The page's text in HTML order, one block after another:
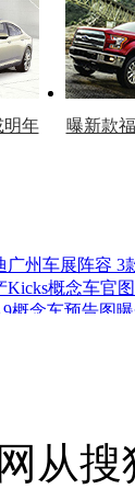
明年
曝新款
斗
车模美
广州车展阵容 3
Kicks概念车官
概念车预告图
网从